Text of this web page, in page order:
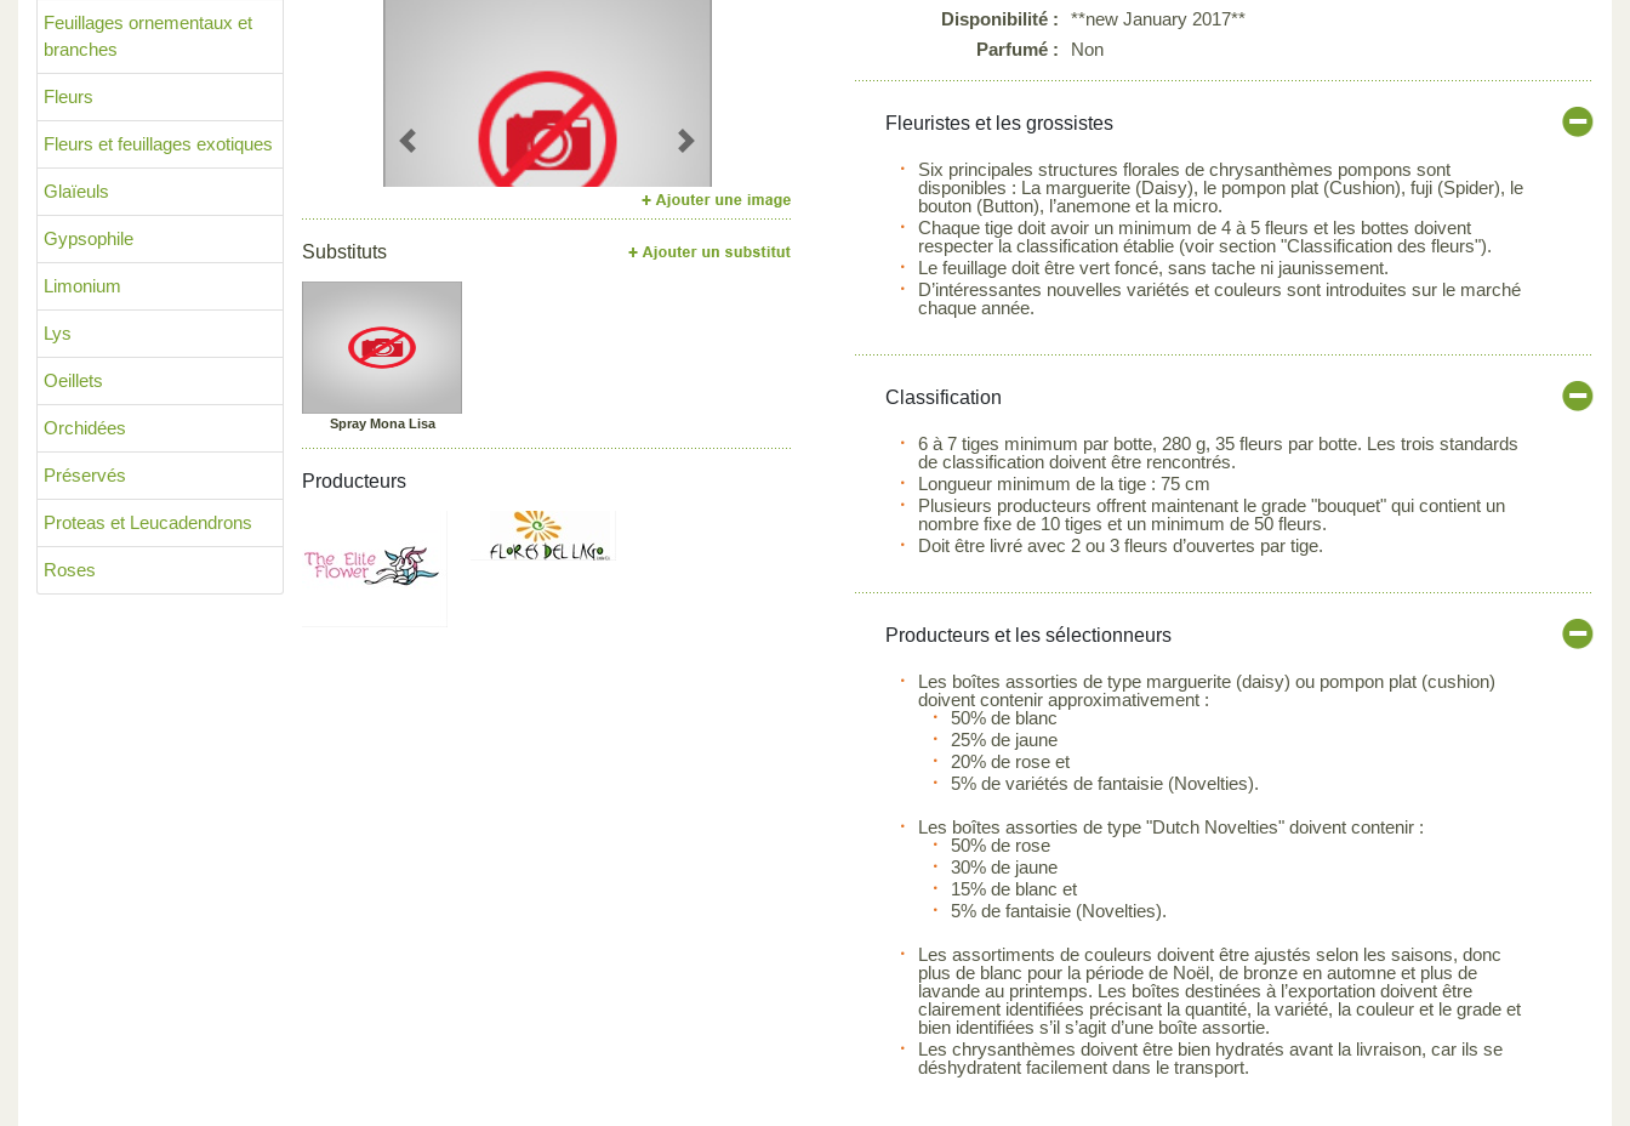
Feuillages ornementaux et
branches
Fleurs
Fleurs et feuillages exotiques
Glaïeuls
Gypsophile
Limonium
Lys
Oeillets
Orchidées
Préservés
Proteas et Leucadendrons
Roses
Previous Next
Substituts
Spray Mona Lisa
Producteurs
Disponibilité :
**new January 2017**
Parfumé :
Non
Fleuristes et les grossistes
Six principales structures florales de chrysanthèmes pompons sont
disponibles : La marguerite (Daisy), le pompon plat (Cushion), fuji (Spider), le
bouton (Button), l’anemone et la micro.
Chaque tige doit avoir un minimum de 4 à 5 fleurs et les bottes doivent
respecter la classification établie (voir section "Classification des fleurs").
Le feuillage doit être vert foncé, sans tache ni jaunissement.
D’intéressantes nouvelles variétés et couleurs sont introduites sur le marché
chaque année.
Classification
6 à 7 tiges minimum par botte, 280 g, 35 fleurs par botte. Les trois standards
de classification doivent être rencontrés.
Longueur minimum de la tige : 75 cm
Plusieurs producteurs offrent maintenant le grade "bouquet" qui contient un
nombre fixe de 10 tiges et un minimum de 50 fleurs.
Doit être livré avec 2 ou 3 fleurs d’ouvertes par tige.
Producteurs et les sélectionneurs
Les boîtes assorties de type marguerite (daisy) ou pompon plat (cushion)
doivent contenir approximativement :
50% de blanc
25% de jaune
20% de rose et
5% de variétés de fantaisie (Novelties).
Les boîtes assorties de type "Dutch Novelties" doivent contenir :
50% de rose
30% de jaune
15% de blanc et
5% de fantaisie (Novelties).
Les assortiments de couleurs doivent être ajustés selon les saisons, donc
plus de blanc pour la période de Noël, de bronze en automne et plus de
lavande au printemps. Les boîtes destinées à l’exportation doivent être
clairement identifiées précisant la quantité, la variété, la couleur et le grade et
bien identifiées s’il s’agit d’une boîte assortie.
Les chrysanthèmes doivent être bien hydratés avant la livraison, car ils se
déshydratent facilement dans le transport.